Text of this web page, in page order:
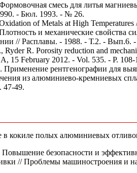
смесь для литья
- Бюл. 1993. - № 26.
of Metals at High Temperatures
и механические свойства
// Расплавы. - 1988. - Т.2. - Вып.6.
R. Porosity reduction and
15 February 2012. - Vol. 535. - P. 108-
рентгенографии для
из алюминиево-кремниевых
47-49.
в кокиле полых алюминиевых
безопасности и
// Проблемы машиностроения и